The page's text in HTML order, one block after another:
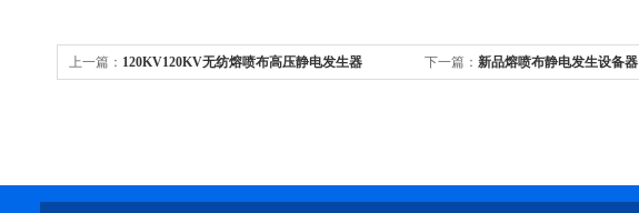
上一篇： 120KV120KV无纺熔喷布高压静电发生器 下一篇： 新品熔喷布静电发生设备器